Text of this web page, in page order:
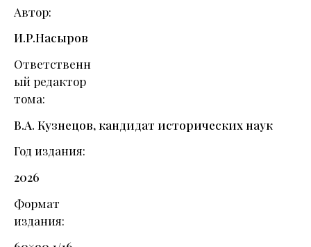
Автор
И.Р.Насыров
Ответственн
ый редактор
тома
В.А. Кузнецов, кандидат исторических наук
Год издания
2026
Формат
издания